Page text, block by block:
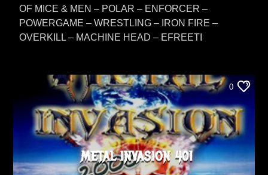
OF MICE & MEN – POLAR – ENFORCER –
POWERGAME – WRESTLING – IRON FIRE –
OVERKILL – MACHINE HEAD – EFREETI
0
METAL INVASION 401